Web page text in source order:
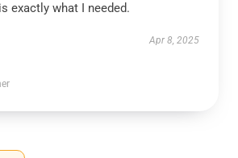
exactly what I needed.
Apr 8, 2025